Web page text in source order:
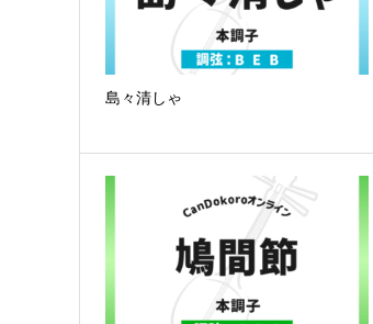
島々清しゃ